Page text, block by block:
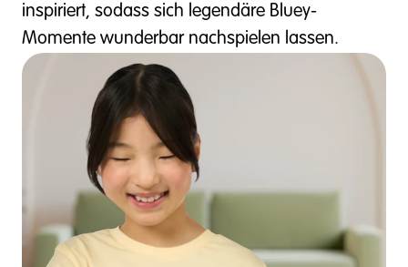
inspiriert, sodass sich legendäre Bluey-
Momente wunderbar nachspielen lassen.